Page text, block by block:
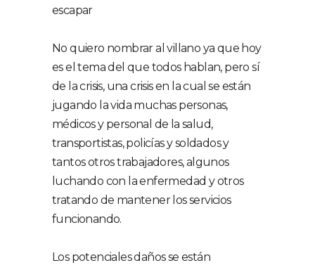
escapar
No quiero nombrar al villano ya que hoy
es el tema del que todos hablan, pero sí
de la crisis, una crisis en la cual se están
jugando la vida muchas personas,
médicos y personal de la salud,
transportistas, policías y soldados y
tantos otros trabajadores, algunos
luchando con la enfermedad y otros
tratando de mantener los servicios
funcionando.
Los potenciales daños se están